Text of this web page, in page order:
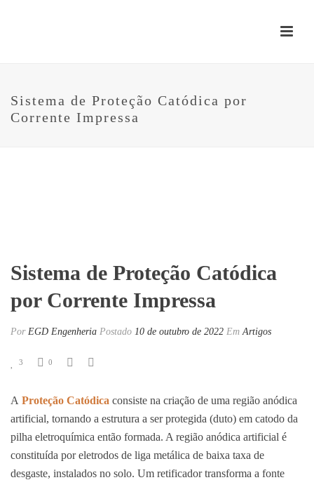
Sistema de Proteção Catódica por
Corrente Impressa
Sistema de Proteção Catódica
por Corrente Impressa
Por EGD Engenheria Postado 10 de outubro de 2022 EmArtigos
3 0
A Proteção Catódica consiste na criação de uma região anódica
artificial, tornando a estrutura a ser protegida (duto) em catodo da
pilha eletroquímica então formada. A região anódica artificial é
constituída por eletrodos de liga metálica de baixa taxa de
desgaste, instalados no solo. Um retificador transforma a fonte